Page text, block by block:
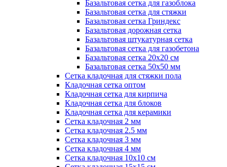
Базальтовая сетка для газоблока
Базальтовая сетка для стяжки
Базальтовая сетка Гриндекс
Базальтовая дорожная сетка
Базальтовая штукатурная сетка
Базальтовая сетка для газобетона
Базальтовая сетка 20x20 см
Базальтовая сетка 50x50 мм
Сетка кладочная для стяжки пола
Кладочная сетка оптом
Кладочная сетка для кирпича
Кладочная сетка для блоков
Кладочная сетка для керамики
Сетка кладочная 2 мм
Сетка кладочная 2.5 мм
Сетка кладочная 3 мм
Сетка кладочная 4 мм
Сетка кладочная 10x10 см